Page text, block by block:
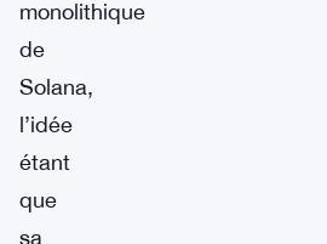
monolithique
de
Solana,
l’idée
étant
que
sa